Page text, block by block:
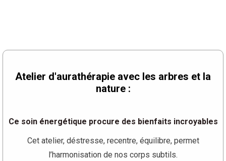
Atelier d'aurathérapie avec les arbres et la
nature :
Ce soin énergétique procure des bienfaits incroyables
Cet atelier, déstresse, recentre, équilibre, permet
l’harmonisation de nos corps subtils.